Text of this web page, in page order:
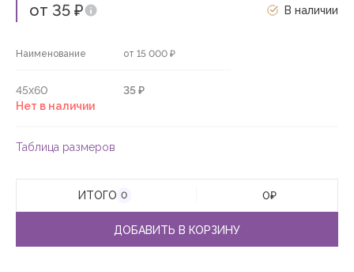
от 35 ₽ В наличии
Наименование от 15 000 ₽
45х60
35 ₽
Нет в наличии
Таблица размеров
ИТОГО 0 0₽
ДОБАВИТЬ В КОРЗИНУ